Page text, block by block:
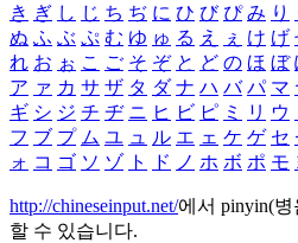
き ぎ し じ ち ぢ に ひ び ぴ み り
ぬ ふ ぶ ぷ む ゆ ゅ る え ぇ け げ
れ お ぉ こ ご そ ぞ と ど の ほ ぼ
ア ァ カ サ ザ タ ダ ナ ハ バ パ マ
ギ シ ジ チ ヂ ニ ヒ ビ ピ ミ リ ウ
フ ブ プ ム ユ ュ ル エ ェ ケ ゲ セ
ォ コ ゴ ソ ゾ ト ド ノ ホ ボ ポ モ
http://chineseinput.net/에서 pinyin(
할 수 있습니다.